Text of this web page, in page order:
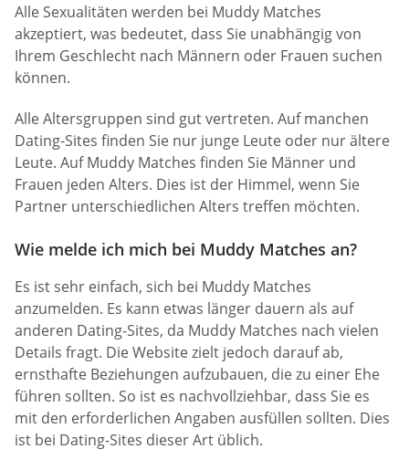
Alle Sexualitäten werden bei Muddy Matches
akzeptiert, was bedeutet, dass Sie unabhängig von
Ihrem Geschlecht nach Männern oder Frauen suchen
können.
Alle Altersgruppen sind gut vertreten. Auf manchen
Dating-Sites finden Sie nur junge Leute oder nur ältere
Leute. Auf Muddy Matches finden Sie Männer und
Frauen jeden Alters. Dies ist der Himmel, wenn Sie
Partner unterschiedlichen Alters treffen möchten.
Wie melde ich mich bei Muddy Matches an?
Es ist sehr einfach, sich bei Muddy Matches
anzumelden. Es kann etwas länger dauern als auf
anderen Dating-Sites, da Muddy Matches nach vielen
Details fragt. Die Website zielt jedoch darauf ab,
ernsthafte Beziehungen aufzubauen, die zu einer Ehe
führen sollten. So ist es nachvollziehbar, dass Sie es
mit den erforderlichen Angaben ausfüllen sollten. Dies
ist bei Dating-Sites dieser Art üblich.